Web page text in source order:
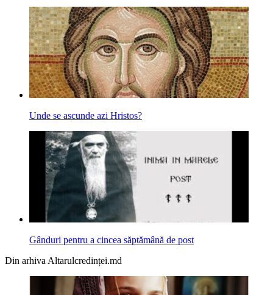
Unde se ascunde azi Hristos?
Gânduri pentru a cincea săptămână de post
Din arhiva Altarulcredinței.md